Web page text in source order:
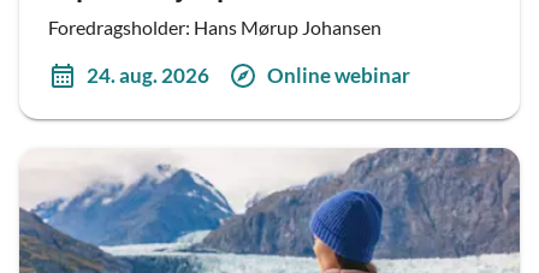
Foredragsholder: Hans Mørup Johansen
24. aug. 2026 Online webinar